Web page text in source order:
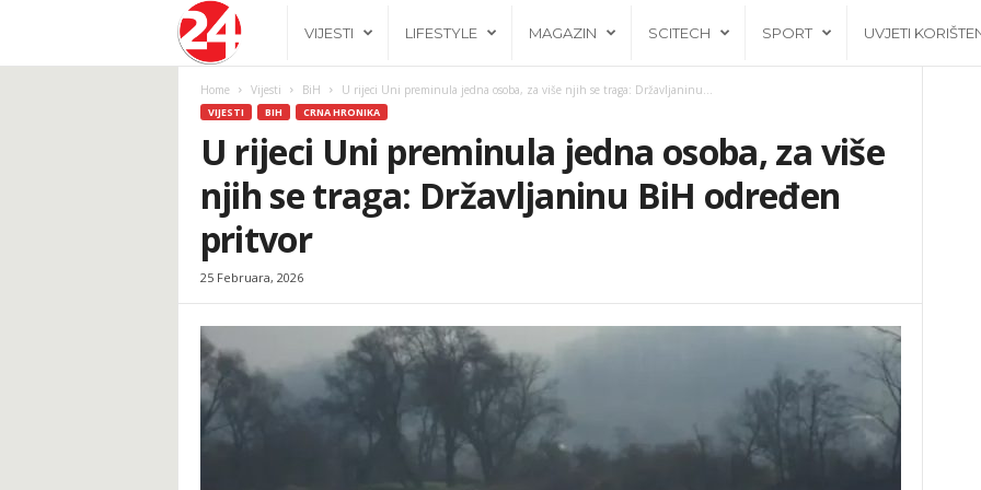
.
b
a
VIJESTI LIFESTYLE MAGAZIN SCITECH SPORT UVJETI
Home Vijesti BiH U rijeci Uni preminula jedna osoba, za više njih se traga: Državljaninu...
VIJESTI BIH CRNA HRONIKA
U rijeci Uni preminula jedna osoba, za više
njih se traga: Državljaninu BiH određen
pritvor
25 Februara, 2026